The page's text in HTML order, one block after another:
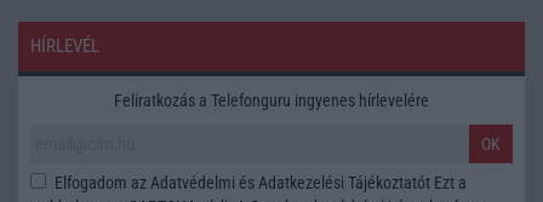
HÍRLEVÉL
Feliratkozás a Telefonguru ingyenes hírlevelére
OK
Elfogadom azAdatvédelmi és Adatkezelési Tájékoztatót Ezt a